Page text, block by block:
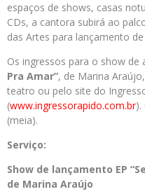
espaços de shows, casas
CDs, a cantora subirá ao
das Artes para lançamento
Os ingressos para o show de
Pra Amar”, de Marina
teatro ou pelo site do
(www.ingressorapido.com.br).
(meia).
Serviço:
Show de lançamento EP
de Marina Araújo